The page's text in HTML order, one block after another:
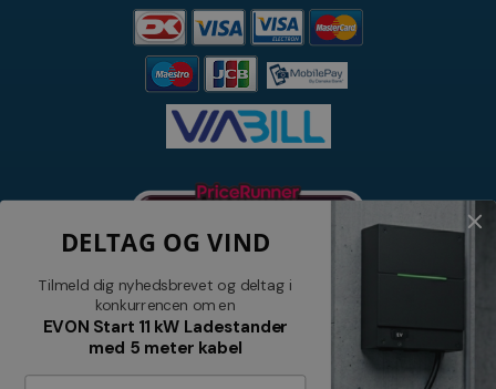
DELTAG OG VIND
Tilmeld dig nyhedsbrevet og deltag i
konkurrencen om en
EVON Start 11 kW Ladestander
med 5 meter kabel